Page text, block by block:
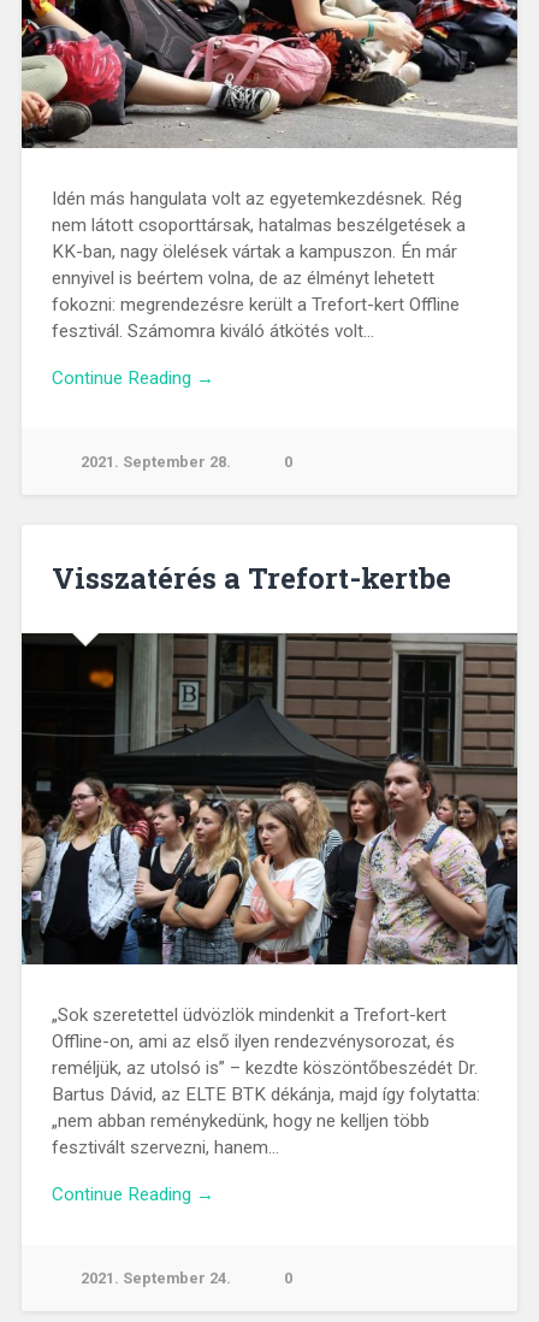
Idén más hangulata volt az egyetemkezdésnek. Rég
nem látott csoporttársak, hatalmas beszélgetések a
KK-ban, nagy ölelések vártak a kampuszon. Én már
ennyivel is beértem volna, de az élményt lehetett
fokozni: megrendezésre került a Trefort-kert Offline
fesztivál. Számomra kiváló átkötés volt…
Continue Reading →
2021. September 28. 0
Visszatérés a Trefort-kertbe
„Sok szeretettel üdvözlök mindenkit a Trefort-kert
Offline-on, ami az első ilyen rendezvénysorozat, és
reméljük, az utolsó is” – kezdte köszöntőbeszédét Dr.
Bartus Dávid, az ELTE BTK dékánja, majd így folytatta:
„nem abban reménykedünk, hogy ne kelljen több
fesztivált szervezni, hanem…
Continue Reading →
2021. September 24. 0